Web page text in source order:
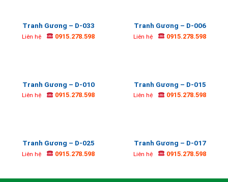
Tranh Gương – D-033
Liên hệ 0915.278.598
Tranh Gương – D-006
Liên hệ 0915.278.598
Tranh Gương – D-010
Liên hệ 0915.278.598
Tranh Gương – D-015
Liên hệ 0915.278.598
Tranh Gương – D-025
Liên hệ 0915.278.598
Tranh Gương – D-017
Liên hệ 0915.278.598